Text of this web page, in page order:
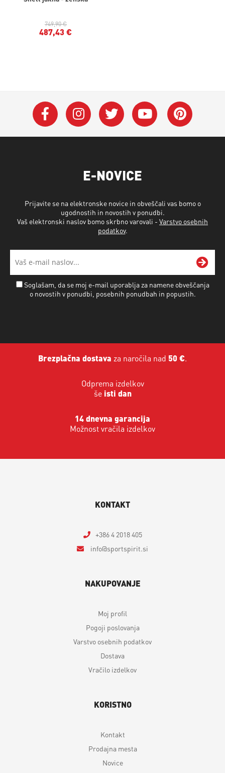
749,90 €
487,43 €
E-NOVICE
Prijavite se na elektronske novice in obveščali vas bomo o
ugodnostih in novostih v ponudbi.
Vaš elektronski naslov bomo skrbno varovali - Varstvo osebnih
podatkov.
Soglašam, da se moj e-mail uporablja za namene obveščanja
o novostih v ponudbi, posebnih ponudbah in popustih.
Brezplačna dostava za naročila nad 50 €.
Odprema izdelkov
še isti dan
14 dnevna garancija
Možnost vračila izdelkov
KONTAKT
+386 4 2018 405
info
sportspirit.si
NAKUPOVANJE
Moj profil
Pogoji poslovanja
Varstvo osebnih podatkov
Dostava
Vračilo izdelkov
KORISTNO
Kontakt
Prodajna mesta
Novice